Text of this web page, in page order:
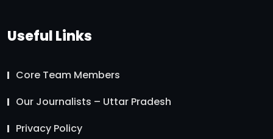
Useful Links
Core Team Members
Our Journalists – Uttar Pradesh
Privacy Policy